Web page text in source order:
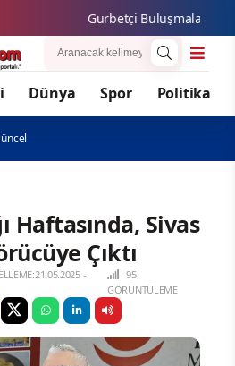
Gurbetçi Buluşmaları ve
Dünya Spor Politika
Haftasında, Sivas
Çıktı
-
95
GÖRÜNTÜLEME